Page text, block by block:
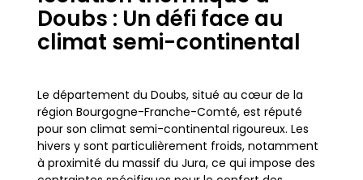
Doubs : Un défi face au
climat semi-continental
Le département du Doubs, situé au cœur de la
région Bourgogne-Franche-Comté, est réputé
pour son climat semi-continental rigoureux. Les
hivers y sont particulièrement froids, notamment
à proximité du massif du Jura, ce qui impose des